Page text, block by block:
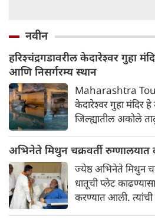
नवीन
हरिश्चंद्रगडावरील केदारेश्वर गुहा
आणि निसर्गरम्य स्थान
Maharashtra
केदारेश्वर गुहा मंदिर हे
जिल्ह्यातील अकोले
भगवान शिवाला
नैसर्गिक रचना
अभिनेते मिथुन चक्रवर्ती
ज्येष्ठ अभिनेते मिथुन
धातूची प्लेट
करण्यात आली.